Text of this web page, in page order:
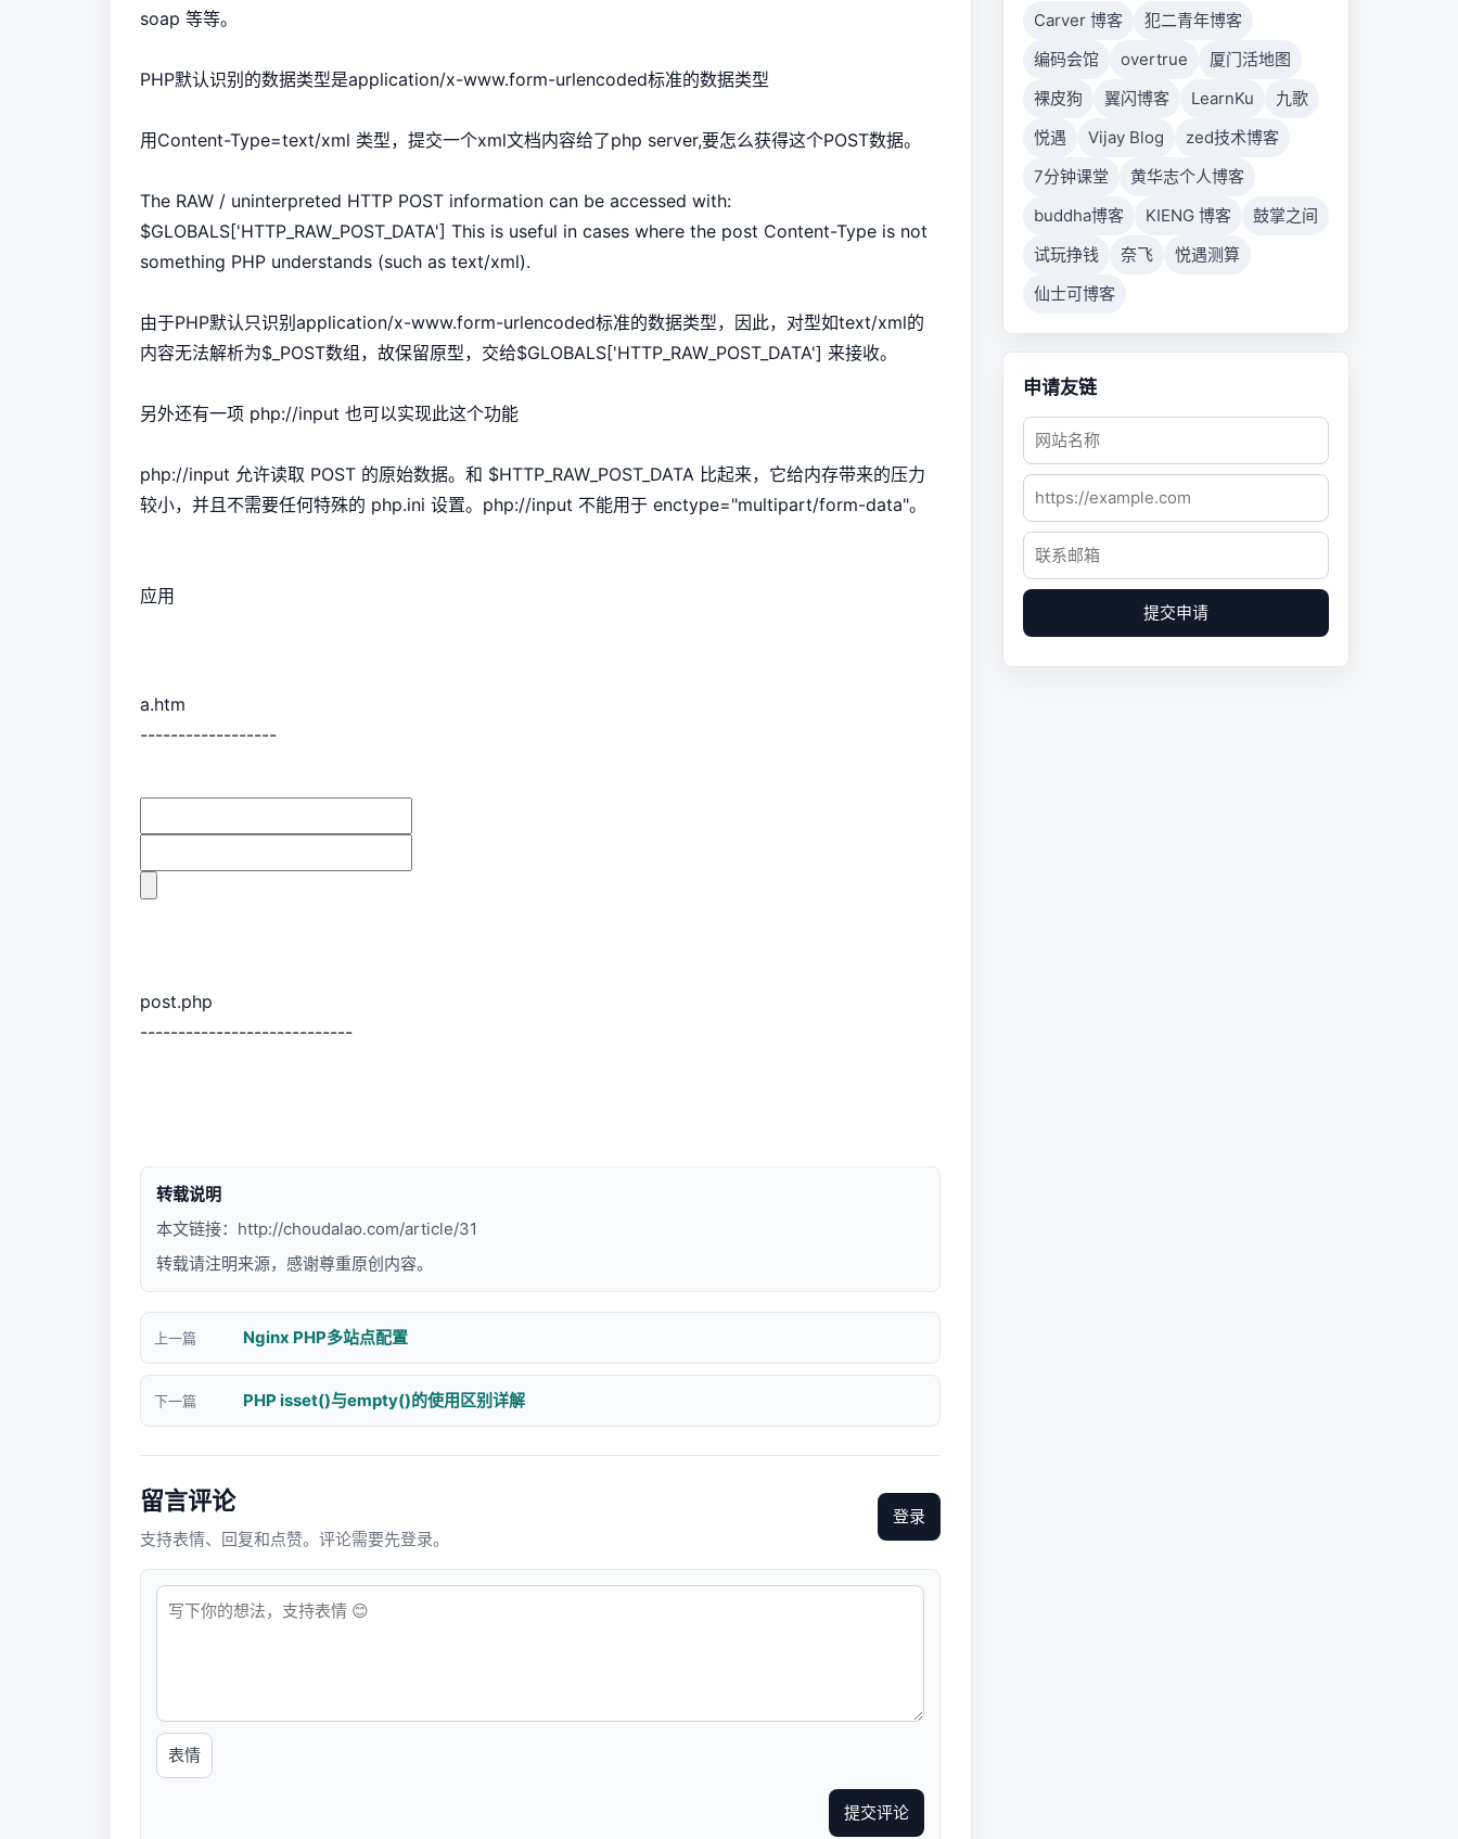
soap 等等。
PHP默认识别的数据类型是application/x-www.form-urlencoded标准的数据类型
用Content-Type=text/xml 类型，提交一个xml文档内容给了php server,要怎么获得这个POST数据。
The RAW / uninterpreted HTTP POST information can be accessed with:
$GLOBALS['HTTP_RAW_POST_DATA'] This is useful in cases where the post Content-Type is not
something PHP understands (such as text/xml).
由于PHP默认只识别application/x-www.form-urlencoded标准的数据类型，因此，对型如text/xml的
内容无法解析为$_POST数组，故保留原型，交给$GLOBALS['HTTP_RAW_POST_DATA'] 来接收。
另外还有一项 php://input 也可以实现此这个功能
php://input 允许读取 POST 的原始数据。和 $HTTP_RAW_POST_DATA 比起来，它给内存带来的压力
较小，并且不需要任何特殊的 php.ini 设置。php://input 不能用于 enctype="multipart/form-data"。
应用
a.htm
------------------
post.php
----------------------------
转载说明
本文链接： http://choudalao.com/article/31
转载请注明来源，感谢尊重原创内容。
上一篇 Nginx PHP多站点配置
下一篇 PHP isset()与empty()的使用区别详解
留言评论
支持表情、回复和点赞。评论需要先登录。
登录
表情
提交评论
Carver 博客
犯二青年博客
编码会馆
overtrue
厦门活地图
裸皮狗
翼闪博客 LearnKu
九歌
悦遇
Vijay Blog
zed技术博客
7分钟课堂
黄华志个人博客
buddha博客
KIENG 博客
鼓掌之间
试玩挣钱
奈飞
悦遇测算
仙士可博客
申请友链
提交申请